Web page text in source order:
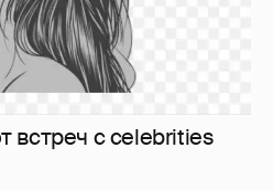
встреч с celebrities